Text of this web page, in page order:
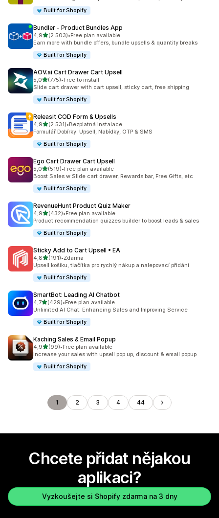
Built for Shopify
Bundler ‑ Product Bundles App
4,9z 5 hvězd
(2 503)
Celkový počet recenzí: 2503
•Free plan available
Earn more with bundle offers, bundle upsells & quantity breaks
Built for Shopify
AOV.ai Cart Drawer Cart Upsell
5,0z 5 hvězd
(775)
Celkový počet recenzí: 775
•Free to install
Slide cart drawer with cart upsell, sticky cart, free shipping
Built for Shopify
Releasit COD Form & Upsells
4,9z 5 hvězd
(2 531)
Celkový počet recenzí: 2531
•Bezplatná instalace
Formulář Dobírky: Upsell, Nabídky, OTP & SMS
Built for Shopify
Ego Cart Drawer Cart Upsell
5,0z 5 hvězd
(519)
Celkový počet recenzí: 519
•Free plan available
Boost Sales w Slide cart drawer, Rewards bar, Free Gifts, etc
Built for Shopify
RevenueHunt Product Quiz Maker
4,9z 5 hvězd
(432)
Celkový počet recenzí: 432
•Free plan available
Product recommendation quizzes builder to boost leads & sales
Built for Shopify
Sticky Add to Cart Upsell • EA
4,8z 5 hvězd
(191)
Celkový počet recenzí: 191
•Zdarma
Upsell košíku, tlačítka pro rychlý nákup a nalepovací přidání
Built for Shopify
SmartBot: Leading AI Chatbot
4,7z 5 hvězd
(429)
Celkový počet recenzí: 429
•Free plan available
Unlimited AI Chat: Enhancing Sales and Improving Service
Built for Shopify
Kaching Sales & Email Popup
4,9z 5 hvězd
(99)
Celkový počet recenzí: 99
•Free plan available
Increase your sales with upsell pop up, discount & email popup
Built for Shopify
1 2 3 4 44
Chcete přidat nějakou
aplikaci?
Vyzkoušejte si Shopify zdarma na 3 dny